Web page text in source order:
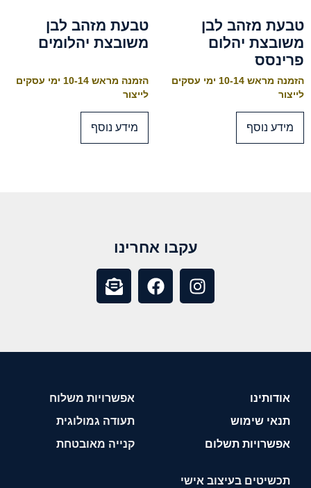
טבעת מזהב לבן
משובצת יהלום
פרינסס
הזמנה מראש 10-14 ימי עסקים
לייצור
מידע נוסף
טבעת מזהב לבן
משובצת יהלומים
הזמנה מראש 10-14 ימי עסקים
לייצור
מידע נוסף
עקבו אחרינו
אודותינו
תנאי שימוש
אפשרויות תשלום
אפשרויות משלוח
תעודה גמולוגית
קנייה מאובטחת
תכשיטים בעיצוב אישי